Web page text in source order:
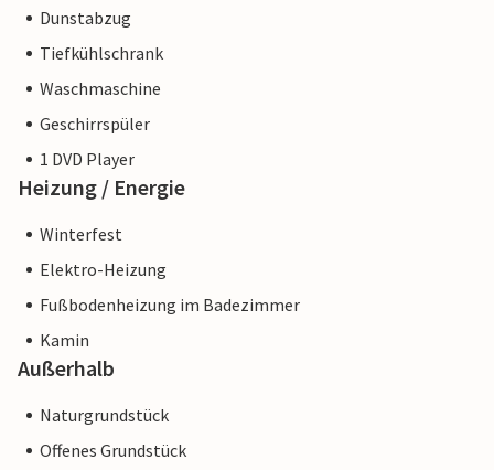
Dunstabzug
Tiefkühlschrank
Waschmaschine
Geschirrspüler
1 DVD Player
Heizung / Energie
Winterfest
Elektro-Heizung
Fußbodenheizung im Badezimmer
Kamin
Außerhalb
Naturgrundstück
Offenes Grundstück